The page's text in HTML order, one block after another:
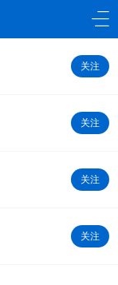
关注
关注
关注
关注